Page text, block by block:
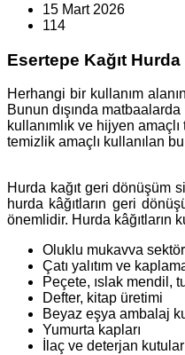
15 Mart 2026
114
Esertepe Kağıt Hurda
Herhangi bir kullanım
Bunun dışında
kullanımlık ve hijyen
temizlik amaçlı kullanılan
Hurda kağıt geri dönüşüm
hurda kâğıtların geri
önemlidir. Hurda kâğıtların
Oluklu mukavva
Çatı yalıtım ve
Peçete, ıslak mendil,
Defter, kitap üretimi
Beyaz eşya ambalaj
Yumurta kapları
İlaç ve deterjan